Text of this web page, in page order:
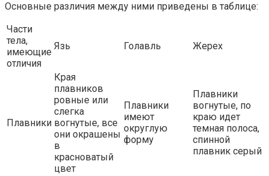
Основные различия между ними приведены в таблице:
Части
тела,
имеющие
отличия
Язь Голавль Жерех
Плавники
Края
плавников
ровные или
слегка
вогнутые, все
они окрашены
в
красноватый
цвет
Плавники
имеют
округлую
форму
Плавники
вогнутые, по
краю идет
темная полоса,
спинной
плавник серый